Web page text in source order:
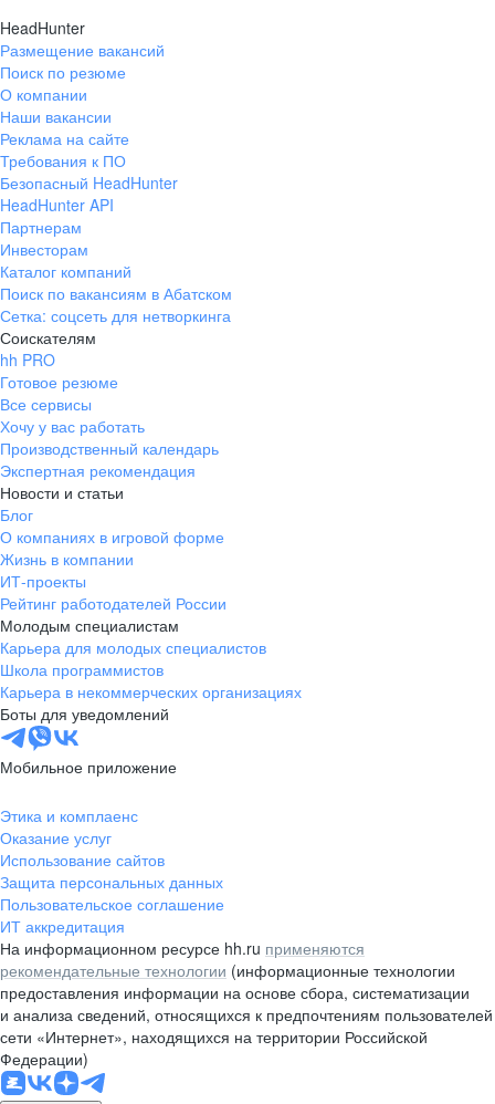
HeadHunter
Размещение вакансий
Поиск по резюме
О компании
Наши вакансии
Реклама на сайте
Требования к ПО
Безопасный HeadHunter
HeadHunter API
Партнерам
Инвесторам
Каталог компаний
Поиск по вакансиям в Абатском
Сетка: соцсеть для нетворкинга
Соискателям
hh PRO
Готовое резюме
Все сервисы
Хочу у вас работать
Производственный календарь
Экспертная рекомендация
Новости и статьи
Блог
О компаниях в игровой форме
Жизнь в компании
ИТ-проекты
Рейтинг работодателей России
Молодым специалистам
Карьера для молодых специалистов
Школа программистов
Карьера в некоммерческих организациях
Боты для уведомлений
Мобильное приложение
Этика и комплаенс
Оказание услуг
Использование сайтов
Защита персональных данных
Пользовательское соглашение
ИТ аккредитация
На информационном ресурсе hh.ru применяются
рекомендательные технологии (информационные технологии
предоставления информации на основе сбора, систематизации
и анализа сведений, относящихся к предпочтениям пользователей
сети «Интернет», находящихся на территории Российской
Федерации)